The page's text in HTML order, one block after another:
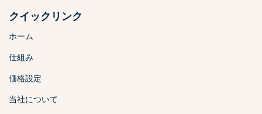
クイックリンク
ホーム
仕組み
価格設定
当社について